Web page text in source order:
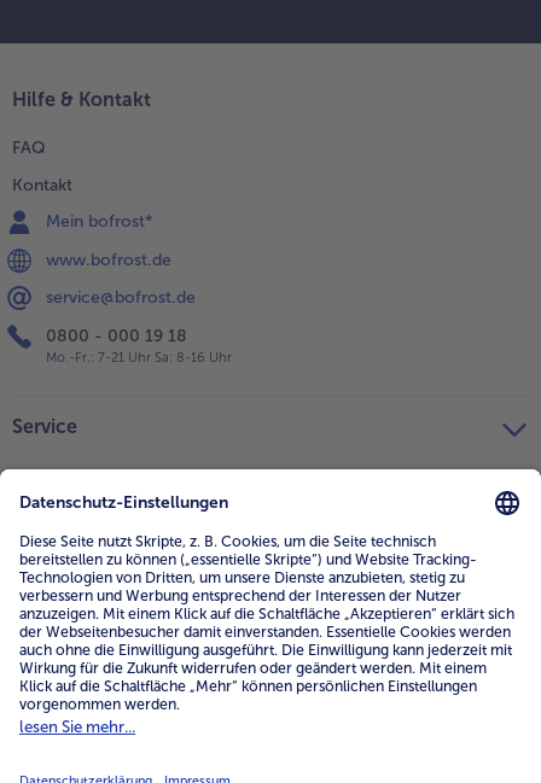
Hilfe & Kontakt
FAQ
Kontakt
Mein bofrost*
www.bofrost.de
service@bofrost.de
0800 - 000 19 18
Mo.-Fr.: 7-21 Uhr Sa: 8-16 Uhr
Service
Über uns